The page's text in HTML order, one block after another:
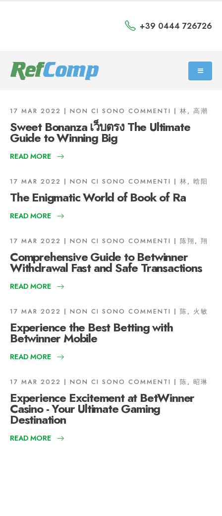
+39 0444 726726
17 MAR 2022 NON CI SONO COMMENTI 林, 高潮
Sweet Bonanza เว็บตรง The Ultimate
Guide to Winning Big
READ MORE
17 MAR 2022 NON CI SONO COMMENTI 林, 晗阳
The Enigmatic World of Book of Ra
READ MORE
17 MAR 2022 NON CI SONO COMMENTI 陈翔, 翔
Comprehensive Guide to Betwinner
Withdrawal Fast and Safe Transactions
READ MORE
17 MAR 2022 NON CI SONO COMMENTI 陈, 火敏
Experience the Best Betting with
Betwinner Mobile
READ MORE
17 MAR 2022 NON CI SONO COMMENTI 陈, 昭琳
Experience Excitement at BetWinner
Casino - Your Ultimate Gaming
Destination
READ MORE